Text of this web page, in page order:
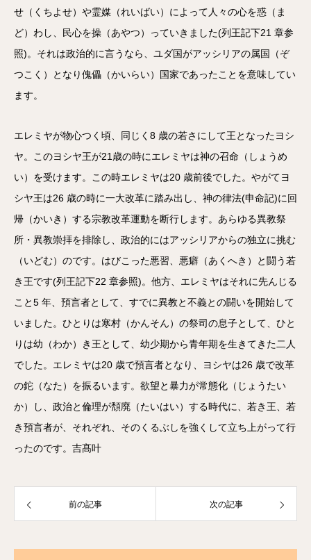
せ（くちよせ）や霊媒（れいばい）によって人々の心を惑（ま
ど）わし、民心を操（あやつ）っていきました(列王記下21 章参
照)。それは政治的に言うなら、ユダ国がアッシリアの属国（ぞ
つこく）となり傀儡（かいらい）国家であったことを意味してい
ます。
エレミヤが物心つく頃、同じく8 歳の若さにして王となったヨシ
ヤ。このヨシヤ王が21歳の時にエレミヤは神の召命（しょうめ
い）を受けます。この時エレミヤは20 歳前後でした。やがてヨ
シヤ王は26 歳の時に一大改革に踏み出し、神の律法(申命記)に回
帰（かいき）する宗教改革運動を断行します。あらゆる異教祭
所・異教崇拝を排除し、政治的にはアッシリアからの独立に挑む
（いどむ）のです。はびこった悪習、悪癖（あくへき）と闘う若
き王です(列王記下22 章参照)。他方、エレミヤはそれに先んじる
こと5 年、預言者として、すでに異教と不義との闘いを開始して
いました。ひとりは寒村（かんそん）の祭司の息子として、ひと
りは幼（わか）き王として、幼少期から青年期を生きてきた二人
でした。エレミヤは20 歳で預言者となり、ヨシヤは26 歳で改革
の鉈（なた）を振るいます。欲望と暴力が常態化（じょうたい
か）し、政治と倫理が頽廃（たいはい）する時代に、若き王、若
き預言者が、それぞれ、そのくるぶしを強くして立ち上がって行
ったのです。吉髙叶
前の記事 次の記事